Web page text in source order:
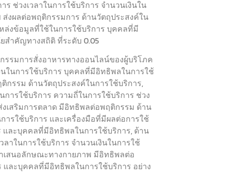
ช่วงเวลาในการใช้บริการ จำนวนเงินใน
งผลต่อพฤติกรรมการ ด้านวัตถุประสงค์ใน
ล่งข้อมูลที่ใช้ในการใช้บริการ บุคคลที่มี
สำคัญทางสถิติ ที่ระดับ 0.05
รมการสั่งอาหารทางออนไลน์ของผู้บริโภค
ในการใช้บริการ บุคคลที่มีอิทธิพลในการใช้
กรรม ด้านวัตถุประสงค์ในการใช้บริการ,
ารใช้บริการ ความถี่ในการใช้บริการ ช่วง
เสริมการตลาด มีอิทธิพลต่อพฤติกรรม ด้าน
รใช้บริการ และเครื่องมือที่มีผลต่อการใช้
ละบุคคลที่มีอิทธิพลในการใช้บริการ, ด้าน
าในการใช้บริการ จำนวนเงินในการใช้
เสนอลักษณะทางกายภาพ มีอิทธิพลต่อ
และบุคคลที่มีอิทธิพลในการใช้บริการ อย่าง